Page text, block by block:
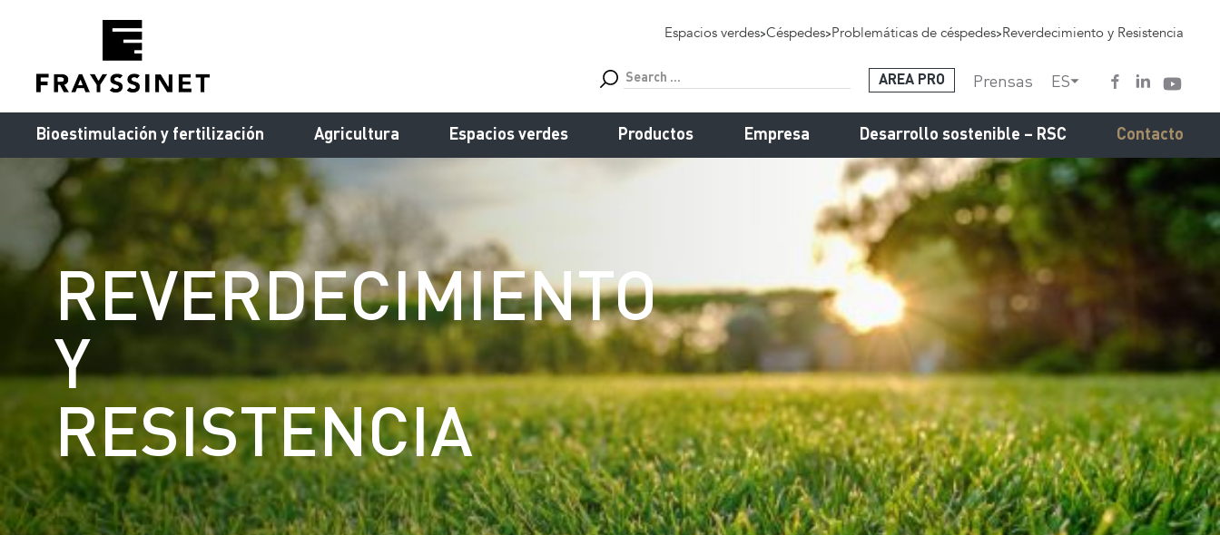
Espacios verdes>Céspedes>Problemáticas de céspedes>Reverdecimiento y Resistencia
AREA PRO Prensas ES
Bioestimulación y fertilización Agricultura Espacios verdes Productos Empresa Desarrollo sostenible – RSC Contacto
REVERDECIMIENTO
Y
RESISTENCIA